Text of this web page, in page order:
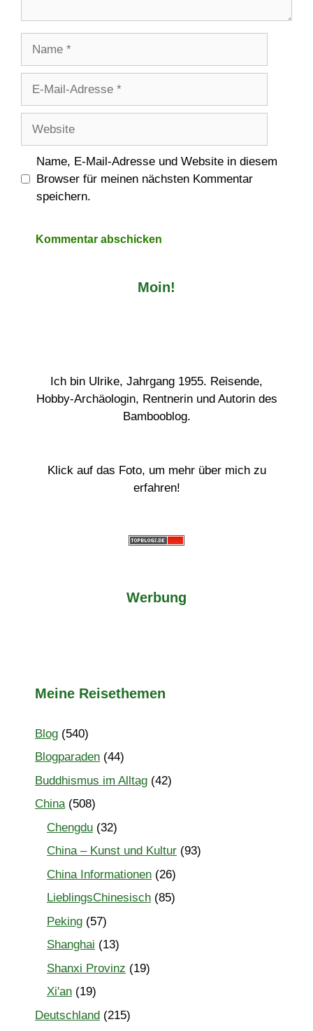
Adresse
Name, E-Mail-Adresse und Website in diesem
Browser für meinen nächsten Kommentar
speichern.
Moin!
Ich bin Ulrike, Jahrgang 1955. Reisende,
Hobby-Archäologin, Rentnerin und Autorin des
Bambooblog.
Klick auf das Foto, um mehr über mich zu
erfahren!
Werbung
Meine Reisethemen
Blog (540)
Blogparaden (44)
Buddhismus im Alltag (42)
China(508)
Chengdu (32)
China – Kunst und Kultur (93)
China Informationen (26)
LieblingsChinesisch (85)
Peking (57)
Shanghai (13)
Shanxi Provinz (19)
Xi'an (19)
Deutschland (215)